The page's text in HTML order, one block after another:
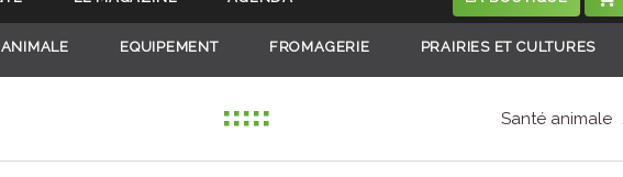
EQUIPEMENT FROMAGERIE PRAIRIES ET CULTURES
Santé animale